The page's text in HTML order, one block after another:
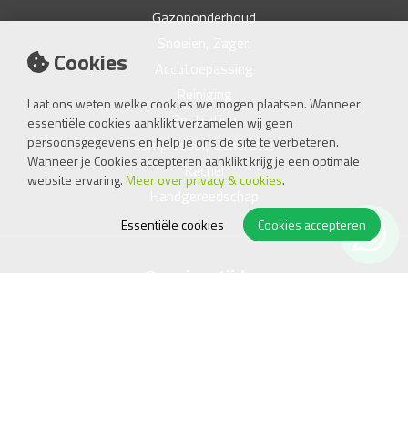
Cookies
Laat ons weten welke cookies we mogen plaatsen. Wanneer
essentiële cookies aanklikt verzamelen wij geen
persoonsgegevens en help je ons de site te verbeteren.
Wanneer je Cookies accepteren aanklikt krijg je een optimale
website ervaring.Meer over privacy & cookies.
Cookies accepteren
Essentiële cookies
Gazononderhoud
Reiniging
Bestrating
Compressor, Generator
Kachel